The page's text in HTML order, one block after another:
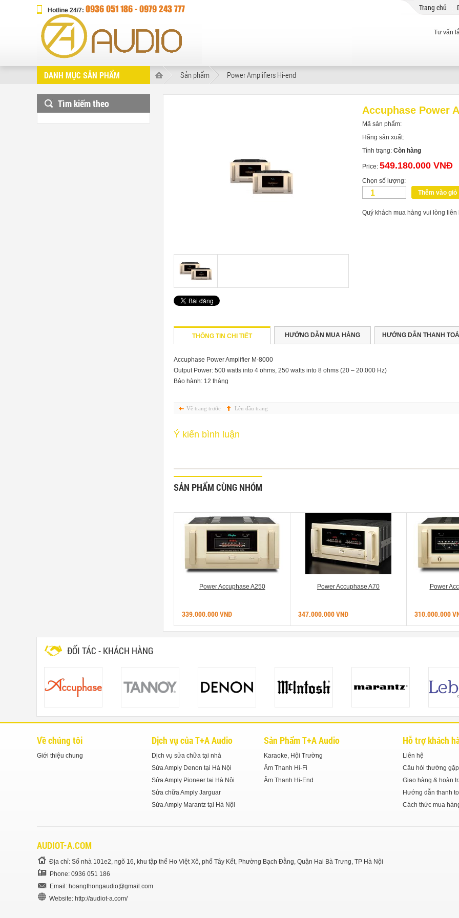
Trang chủ
Hotline 24/7: 0936 051 186 - ‎0979 243 777
Tư vấn
DANH MỤC SẢN PHẨM Sản phẩm Power Amplifiers Hi-end
Tìm kiếm theo
Accuphase Power
Mã sản phẩm:
Hãng sản xuất:
Tình trạng: Còn hàng
Price: 549.180.000 VNĐ
Chọn số lượng:
Thêm vào giỏ
Quý khách mua hàng vui lòng liên
THÔNG TIN CHI TIẾT HƯỚNG DẪN MUA HÀNG HƯỚNG DẪN THANH
Accuphase Power Amplifier M-8000
Output Power: 500 watts into 4 ohms, 250 watts into 8 ohms (20 – 20.000 Hz)
Bảo hành: 12 tháng
Về trang trước Lên đầu trang
Ý kiến bình luận
SẢN PHẨM CÙNG NHÓM
Power Accuphase A250
339.000.000 VNĐ
Power Accuphase A70
347.000.000 VNĐ
Power
310.000.000
ĐỐI TÁC - KHÁCH HÀNG
Về chúng tôi
Giới thiệu chung
Dịch vụ của T+A Audio
Dịch vụ sửa chữa tại nhà
Sửa Amply Denon tại Hà Nội
Sửa Amply Pioneer tại Hà Nội
Sửa chữa Amply Jarguar
Sửa Amply Marantz tại Hà Nội
Sản Phẩm T+A Audio
Karaoke, Hội Trường
Âm Thanh Hi-Fi
Âm Thanh Hi-End
Hỗ trợ khách
Liên hệ
Câu hỏi thường gặp
Giao hàng & hoàn
Hướng dẫn thanh
Cách thức mua
AUDIOT-A.COM
Địa chỉ: Số nhà 101e2, ngõ 16, khu tập thể Ho Việt Xô, phố Tây Kết, Phường Bạch Đằng, Quận Hai Bà Trưng, TP Hà Nội
Phone: 0936 051 186
Email: hoangthongaudio@gmail.com
Website: http://audiot-a.com/